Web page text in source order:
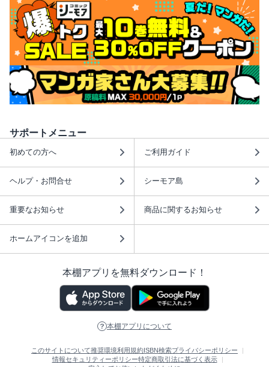
サポートメニュー
初めての方へ ご利用ガイド
ヘルプ・お問合せ シーモア島
重要なお知らせ 商品に関するお知らせ
ホームアイコンを追加
本棚アプリを無料ダウンロード！
本棚アプリについて
このサイトについて推奨環境利用規約 ISBN検索プライバシーポリシー
情報セキュリティーポリシー特定商取引法に基づく表示